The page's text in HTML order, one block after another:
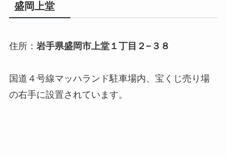
盛岡上堂
住所： 岩手県盛岡市上堂１丁目２−３８
国道４号線マッハランド駐車場内、宝くじ売り場
の右手に設置されています。